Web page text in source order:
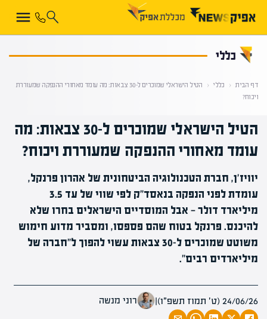
כללי
דף הבית ‹ כללי ‹
הטיל הישראלי שמוכרים ל-30 צבאות: מה עומד מאחורי ההנפקה שמעוררת
ויכוח?
הטיל הישראלי שמוכרים ל-30 צבאות: מה
עומד מאחורי ההנפקה שמעוררת ויכוח?
יוויז'ן, חברת הטכנולוגיה הביטחונית של אהרון פרנקל,
עומדת לפני הנפקה בנאסד"ק לפי שווי של עד 3.5
מיליארד דולר — אבל המוסדיים הישראלים בחרו שלא
להיכנס. פרנקל בטוח שהם פספסו, ומסביר מדוע חימוש
משוטט שמוכרים ל-30 צבאות עשוי להפוך ל"חברה של
מיליארדים רבים".
24/06/26 (ט׳ תמוז תשפ״ו) | רוני מנשה